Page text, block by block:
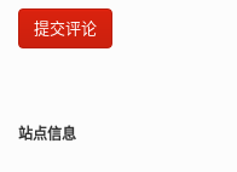
提交评论
站点信息